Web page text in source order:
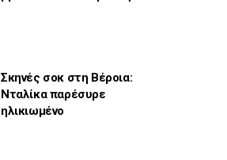
Σκηνές σοκ στη Βέροια:
Νταλίκα παρέσυρε
ηλικιωμένο